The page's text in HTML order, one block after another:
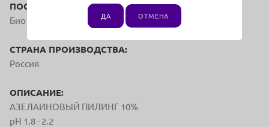
ПОСТАВЩИК:
Био Технолоджи-м
СТРАНА ПРОИЗВОДСТВА:
Россия
ОПИСАНИЕ:
АЗЕЛАИНОВЫЙ ПИЛИНГ 10%
pH 1.8 - 2.2
ДА ОТМЕНА